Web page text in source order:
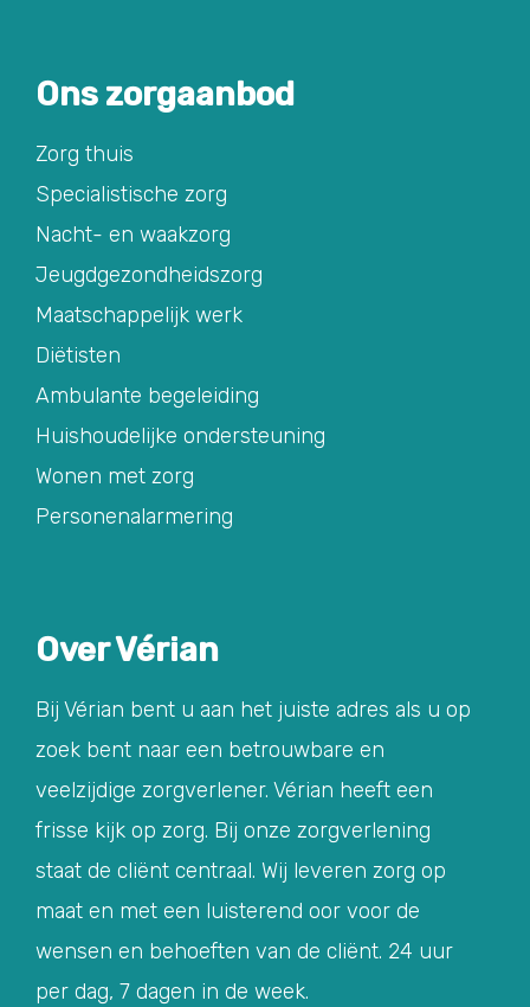
Ons zorgaanbod
Zorg thuis
Specialistische zorg
Nacht- en waakzorg
Jeugdgezondheidszorg
Maatschappelijk werk
Diëtisten
Ambulante begeleiding
Huishoudelijke ondersteuning
Wonen met zorg
Personenalarmering
Over Vérian
Bij Vérian bent u aan het juiste adres als u op
zoek bent naar een betrouwbare en
veelzijdige zorgverlener. Vérian heeft een
frisse kijk op zorg. Bij onze zorgverlening
staat de cliënt centraal. Wij leveren zorg op
maat en met een luisterend oor voor de
wensen en behoeften van de cliënt. 24 uur
per dag, 7 dagen in de week.